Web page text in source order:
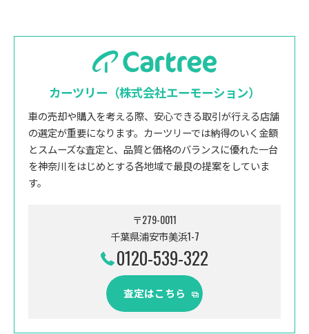
カーツリー（株式会社エーモーション）
車の売却や購入を考える際、安心できる取引が行える店舗
の選定が重要になります。カーツリーでは納得のいく金額
とスムーズな査定と、品質と価格のバランスに優れた一台
を神奈川をはじめとする各地域で最良の提案をしていま
す。
〒279-0011
千葉県浦安市美浜1-7
0120-539-322
査定はこちら